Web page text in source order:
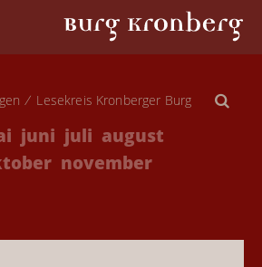
Lesekreis Kronberger Burg
juni juli august
november